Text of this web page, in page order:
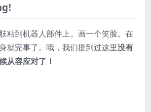
内存:4 GB RAM
显卡:GeForce GTX 630 / Radeon
HD 6570
显卡:Nvidia GeForce GTX 650 /
Radeon HD 7510
声卡:DirectX Compatible Sound
粘到机器人部件上。画一个笑脸。在
就完事了。哦，我们提到过这里没有
从容应对了！